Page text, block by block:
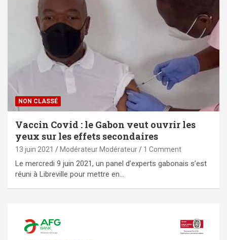
NON CLASSÉ
Vaccin Covid : le Gabon veut ouvrir les
yeux sur les effets secondaires
13 juin 2021 Modérateur Modérateur 1 Comment
Le mercredi 9 juin 2021, un panel d’experts gabonais s’est
réuni à Libreville pour mettre en…